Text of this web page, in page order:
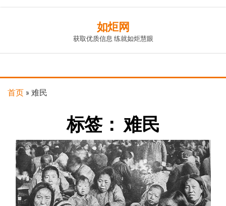
content
如炬网
获取优质信息 练就如炬慧眼
首页 » 难民
标签： 难民